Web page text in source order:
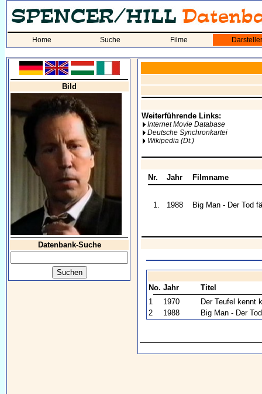
Home Suche Filme Darsteller
Bild
Datenbank-Suche
Weiterführende Links:
Internet Movie Database
Deutsche Synchronkartei
Wikipedia (Dt.)
Nr. Jahr Filmname
1. 1988 Big Man - Der Tod
No. Jahr
Titel
1
1970
Der Teufel kennt
2
1988 Big Man - Der